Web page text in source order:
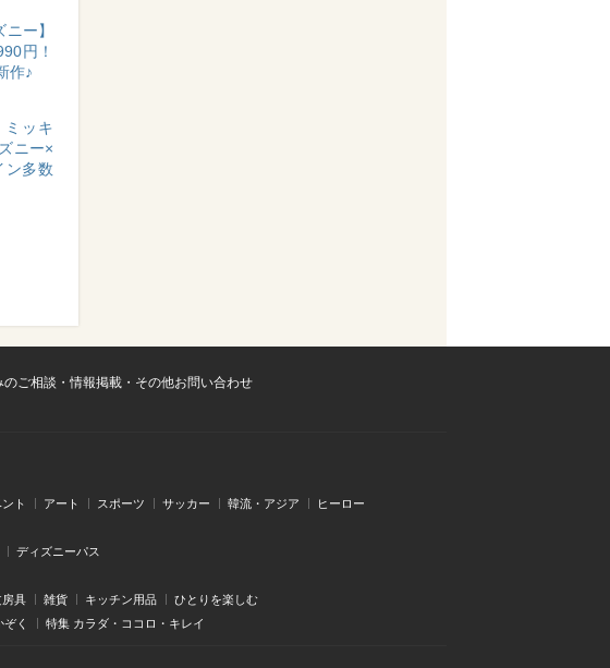
ー】
円！
作♪
ミッキ
ニー×
ン多数
ご相談・情報掲載・その他お問い合わせ
ト アート スポーツ サッカー 韓流・アジア ヒーロー
ディズニーパス
房具 雑貨 キッチン用品 ひとりを楽しむ
く 特集 カラダ・ココロ・キレイ